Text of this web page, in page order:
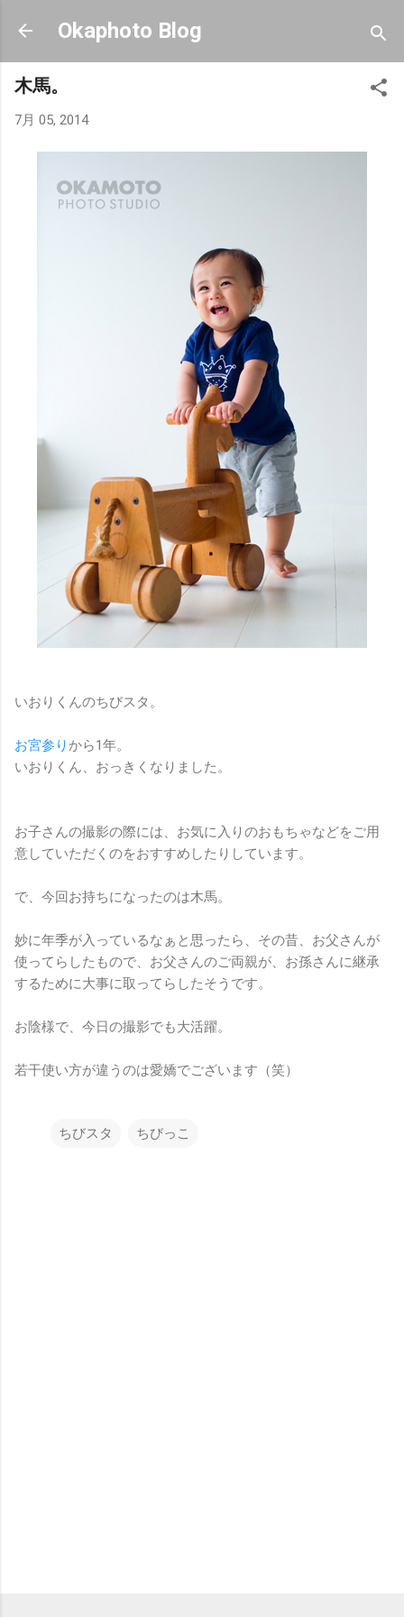
スキップしてメイン コンテンツに移動
Okaphoto Blog
木馬。
7月 05, 2014
いおりくんのちびスタ。
お宮参り から1年。
いおりくん、おっきくなりました。
お子さんの撮影の際には、お気に入りのおもちゃなどをご用
意していただくのをおすすめしたりしています。
で、今回お持ちになったのは木馬。
妙に年季が入っているなぁと思ったら、その昔、お父さんが
使ってらしたもので、お父さんのご両親が、お孫さんに継承
するために大事に取ってらしたそうです。
お陰様で、今日の撮影でも大活躍。
若干使い方が違うのは愛嬌でございます（笑）
ちびスタ ちびっこ